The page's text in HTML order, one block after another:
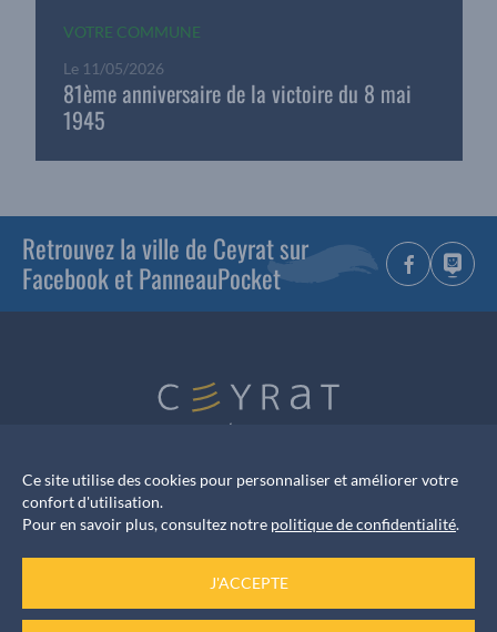
VOTRE COMMUNE
Le 11/05/2026
81ème anniversaire de la victoire du 8 mai
1945
Retrouvez la ville de Ceyrat sur
Facebook et PanneauPocket
Mairie de CEYRAT
1 Rue Frédéric Brunmurol|63122 CEYRAT|
Téléphone:04 73 61 42 55
Ce site utilise des cookies pour personnaliser et améliorer votre
confort d'utilisation.
Pour en savoir plus, consultez notre politique de confidentialité.
J'ACCEPTE